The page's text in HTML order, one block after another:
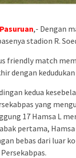
,- Dengan
stadion R.
friendly match
dengan
kedua
yang
17 Hamsa L
pertama,
bebas dari luar